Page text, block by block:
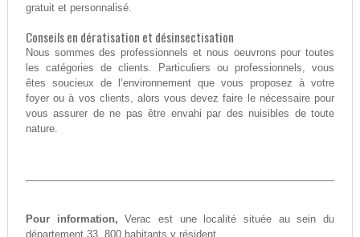
gratuit et personnalisé.
Conseils en dératisation et désinsectisation
Nous sommes des professionnels et nous oeuvrons pour toutes
les catégories de clients. Particuliers ou professionnels, vous
êtes soucieux de l’environnement que vous proposez à votre
foyer ou à vos clients, alors vous devez faire le nécessaire pour
vous assurer de ne pas être envahi par des nuisibles de toute
nature.
Pour information, Verac est une localité située au sein du
département 33. 800 habitants y résident.